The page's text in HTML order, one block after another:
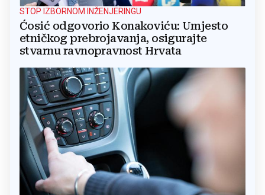
STOP IZBORNOM INŽENJERINGU
Ćosić odgovorio Konakoviću: Umjesto
etničkog prebrojavanja, osigurajte
stvarnu ravnopravnost Hrvata